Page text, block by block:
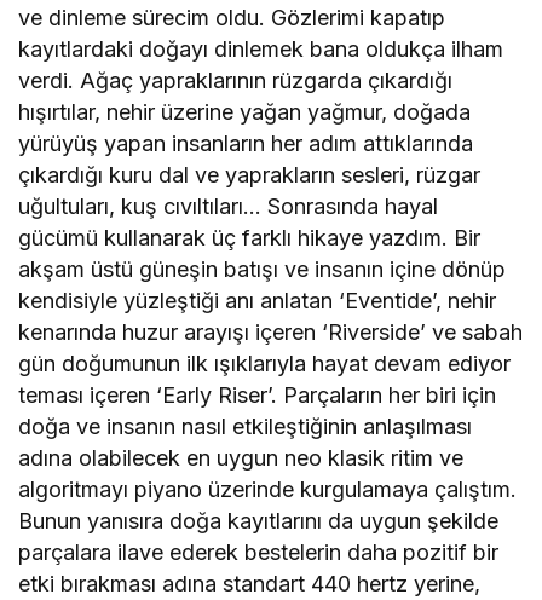
ve dinleme sürecim oldu. Gözlerimi kapatıp
kayıtlardaki doğayı dinlemek bana oldukça ilham
verdi. Ağaç yapraklarının rüzgarda çıkardığı
hışırtılar, nehir üzerine yağan yağmur, doğada
yürüyüş yapan insanların her adım attıklarında
çıkardığı kuru dal ve yaprakların sesleri, rüzgar
uğultuları, kuş cıvıltıları… Sonrasında hayal
gücümü kullanarak üç farklı hikaye yazdım. Bir
akşam üstü güneşin batışı ve insanın içine dönüp
kendisiyle yüzleştiği anı anlatan ‘Eventide’, nehir
kenarında huzur arayışı içeren ‘Riverside’ ve sabah
gün doğumunun ilk ışıklarıyla hayat devam ediyor
teması içeren ‘Early Riser’. Parçaların her biri için
doğa ve insanın nasıl etkileştiğinin anlaşılması
adına olabilecek en uygun neo klasik ritim ve
algoritmayı piyano üzerinde kurgulamaya çalıştım.
Bunun yanısıra doğa kayıtlarını da uygun şekilde
parçalara ilave ederek bestelerin daha pozitif bir
etki bırakması adına standart 440 hertz yerine,